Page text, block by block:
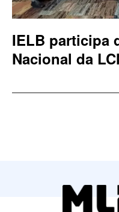
IELB participa
Nacional da